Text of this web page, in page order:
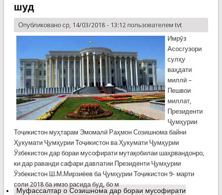
шуд
Опубликовано ср, 14/03/2018 - 13:12 пользователем tvt
Имрӯз
Асосгузори
сулҳу
ваҳдати
миллӣ –
Пешвои
миллат,
Президенти
Ҷумҳурии
Тоҷикистон муҳтарам Эмомалӣ Раҳмон Созишнома байни
Ҳукумати Ҷумҳурии Тоҷикистон ва Ҳукумати Ҷумҳурии
Ӯзбекистон дар бораи мусофирати мутақобилаи шаҳрвандонро,
ки дар раванди сафари давлатии Президенти Ҷумҳурии
Ӯзбекистон Ш.М.Мирзиёев ба Ҷумҳурии Тоҷикистон 9- марти
соли 2018 ба имзо расида буд, бо м
Муфассалтаро Созишнома дар бораи мусофирати